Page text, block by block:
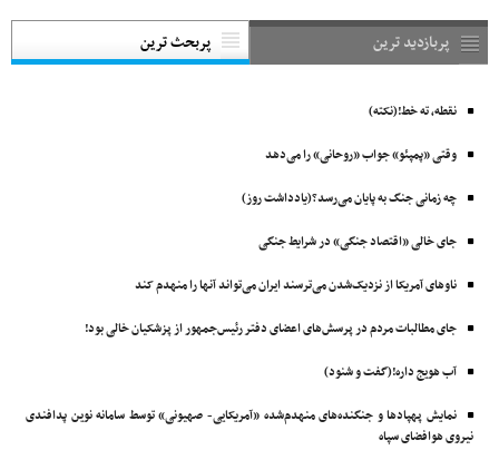
پربازدید ترین پربحث ترین
نقطه، ته خط!(نکته)
وقتی «پمپئو» جواب «روحانی» را می‌دهد
چه زمانی جنگ به پایان می‌رسد؟(یادداشت روز)
جای خالی «اقتصاد جنگی» در شرایط جنگی
ناوهای آمریکا از نزدیک‌شدن می‌ترسند ایران می‌تواند آنها را منهدم ‌کند
جای مطالبات مردم در پرسش‌های اعضای دفتر رئیس‌جمهور از پزشکیان خالی بود!
آب هویج داره!(گفت و شنود)
نمایش پهپادها و جنگنده‌های منهدم‌شده «آمریکایی- صهیونی» توسط سامانه‌ نوین پدافندی
نیروی هوافضای سپاه